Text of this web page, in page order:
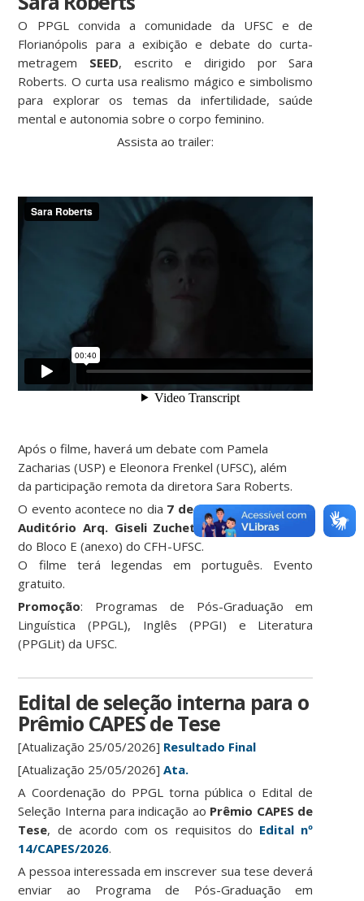
O PPGL convida a comunidade da UFSC e de
Florianópolis para a exibição e debate do curta-
metragem SEED, escrito e dirigido por Sara
Roberts. O curta usa realismo mágico e simbolismo
para explorar os temas da infertilidade, saúde
mental e autonomia sobre o corpo feminino.
Assista ao trailer:
Após o filme, haverá um debate com Pamela
Zacharias (USP) e Eleonora Frenkel (UFSC), além
da participação remota da diretora Sara Roberts.
O evento acontece no dia 7 de maio, 18h – 20h, no
Auditório Arq. Giseli Zuchetto Knak, no térreo
do Bloco E (anexo) do CFH-UFSC.
O filme terá legendas em português. Evento
gratuito.
Promoção: Programas de Pós-Graduação em
Linguística (PPGL), Inglês (PPGI) e Literatura
(PPGLit) da UFSC.
Edital de seleção interna para o
Prêmio CAPES de Tese
[Atualização 25/05/2026] Resultado Final
[Atualização 25/05/2026]Ata.
A Coordenação do PPGL torna pública o Edital de
Seleção Interna para indicação ao Prêmio CAPES de
Tese, de acordo com os requisitos do Edital nº
14/CAPES/2026.
A pessoa interessada em inscrever sua tese deverá
enviar ao Programa de Pós-Graduação em